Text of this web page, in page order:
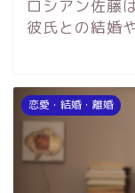
ロシアン佐藤
彼氏との結婚
恋愛・結婚・離婚